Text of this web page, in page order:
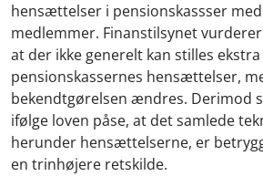
hensættelser i pensionskassser
medlemmer. Finanstilsynet
at der ikke generelt kan stilles
pensionskassernes hensættelser,
bekendtgørelsen ændres. Derimod
ifølge loven påse, at det samlede
herunder hensættelserne, er
en trinhøjere retskilde.